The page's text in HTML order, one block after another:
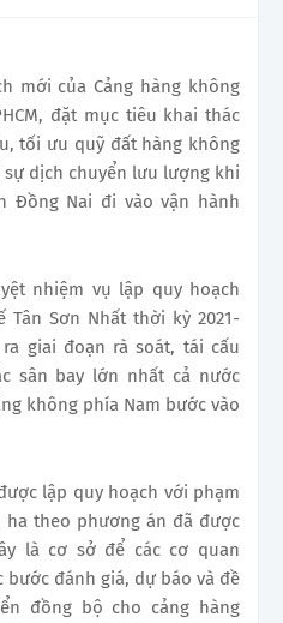
mới của Cảng hàng không
đặt mục tiêu khai thác
tối ưu quỹ đất hàng không
dịch chuyển lưu lượng khi
Đồng Nai đi vào vận hành
nhiệm vụ lập quy hoạch
Tân Sơn Nhất thời kỳ 2021-
giai đoạn rà soát, tái cấu
sân bay lớn nhất cả nước
không phía Nam bước vào
lập quy hoạch với phạm
ha theo phương án đã được
là cơ sở để các cơ quan
đánh giá, dự báo và đề
đồng bộ cho cảng hàng